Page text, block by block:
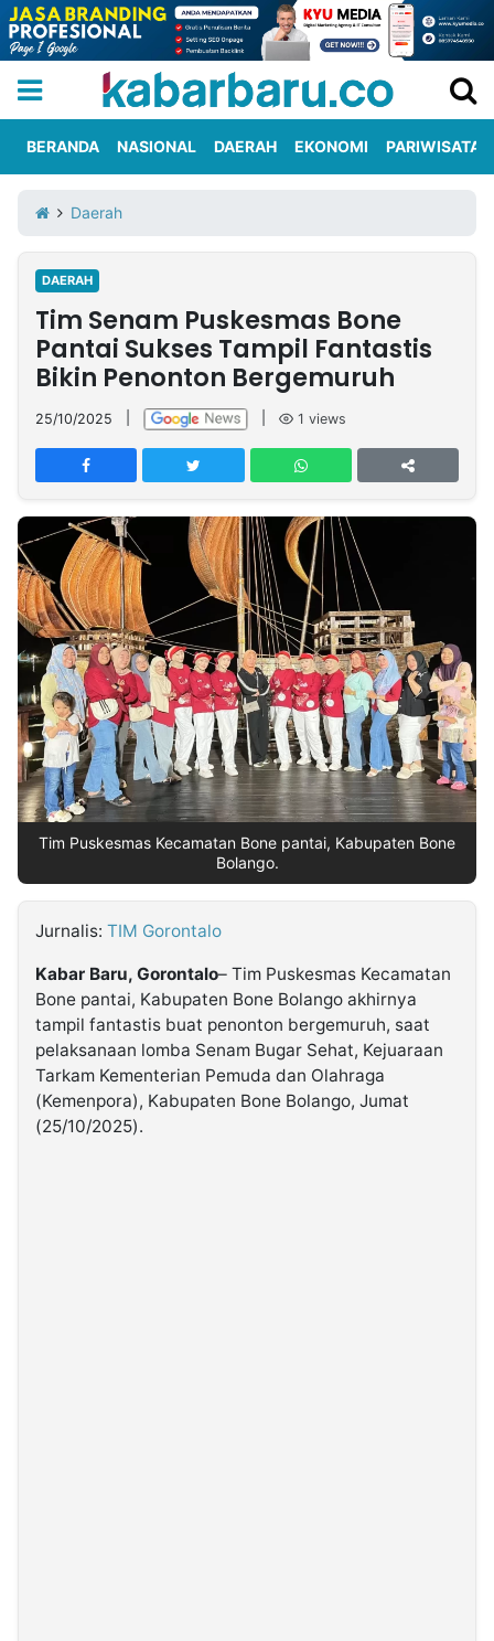
Iklan
Berita
Kami
Nasional
International
Olahraga
Entertainment
Daerah
Pariwisata
Kuliner
Kolom
Network
PT
TREETAN
INDONESIA
Partner
Insight
NTB
Suara
Time
Lens
IDN
Daily
Jogja
Jalan
Rakyat
Idealita
News
Kita
Notice
Dinamikapost.com
Radar
Baru
Seedbacklink
Follow
Kabarbaru
Kabarbaru.co
2026
BERANDA NASIONAL DAERAH EKONOMI PARIWISATA
Daerah
DAERAH
Tim Senam Puskesmas Bone
Pantai Sukses Tampil Fantastis
Bikin Penonton Bergemuruh
25/10/2025 1 views
Tim Puskesmas Kecamatan Bone pantai, Kabupaten Bone
Bolango.
Jurnalis: TIM Gorontalo
Kabar Baru, Gorontalo– Tim Puskesmas Kecamatan
Bone pantai, Kabupaten Bone Bolango akhirnya
tampil fantastis buat penonton bergemuruh, saat
pelaksanaan lomba Senam Bugar Sehat, Kejuaraan
Tarkam Kementerian Pemuda dan Olahraga
(Kemenpora), Kabupaten Bone Bolango, Jumat
(25/10/2025).